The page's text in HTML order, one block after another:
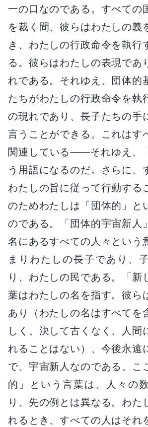
一の口なのである。すべての
を裁く間、彼らはわたしの義
き、わたしの行政命令を執行
る。彼らはわたしの表現であ
れである。それゆえ、団体的
たちがわたしの行政命令を執
の現れであり、長子たちの手
言うことができる。これはす
関連している――それゆえ、
う用語になるのだ。さらに、
わたしの旨に従って行動する
のためわたしは「団体的」と
のである。「団体的宇宙新人
名にあるすべての人々という
まりわたしの長子であり、
り、わたしの民である。「新
葉はわたしの名を指す。彼ら
あり（わたしの名はすべてを
しく、決して古くなく、人間
れることはない）、今後永遠
で、宇宙新人なのである。こ
的」という言葉は、人々の
り、先の例とは異なる。わた
れるとき、すべての人はそれ